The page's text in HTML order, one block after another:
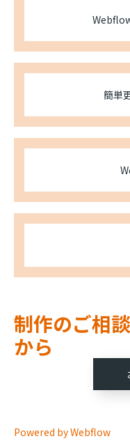
簡単
制作のご相
から
Powered by Webflow